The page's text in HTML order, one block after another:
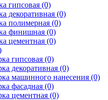
гипсовая (0)
декоративная (0)
полимерная (0)
финишная (0)
цементная (0)
гипсовая (0)
декоративная (0)
машинного нанесения (0)
фасадная (0)
цементная (0)